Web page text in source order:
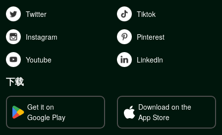
Twitter Tiktok
Instagram Pinterest
Youtube Linkedln
下载
Get it on
Google Play
Download on the
App Store